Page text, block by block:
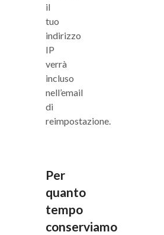
il
tuo
indirizzo
IP
verrà
incluso
nell’email
di
reimpostazione.
Per
quanto
tempo
conserviamo